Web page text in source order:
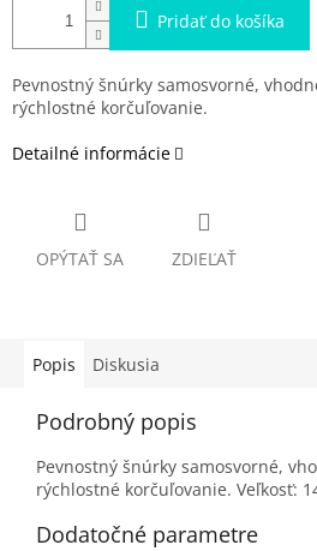
Pridať do košíka
Pevnostný šnúrky samosvorné,
rýchlostné korčuľovanie.
Detailné informácie
OPÝTAŤ SA ZDIEĽAŤ
Popis Diskusia
Podrobný popis
Pevnostný šnúrky samosvorné,
rýchlostné korčuľovanie. Veľkosť:
Dodatočné parametre